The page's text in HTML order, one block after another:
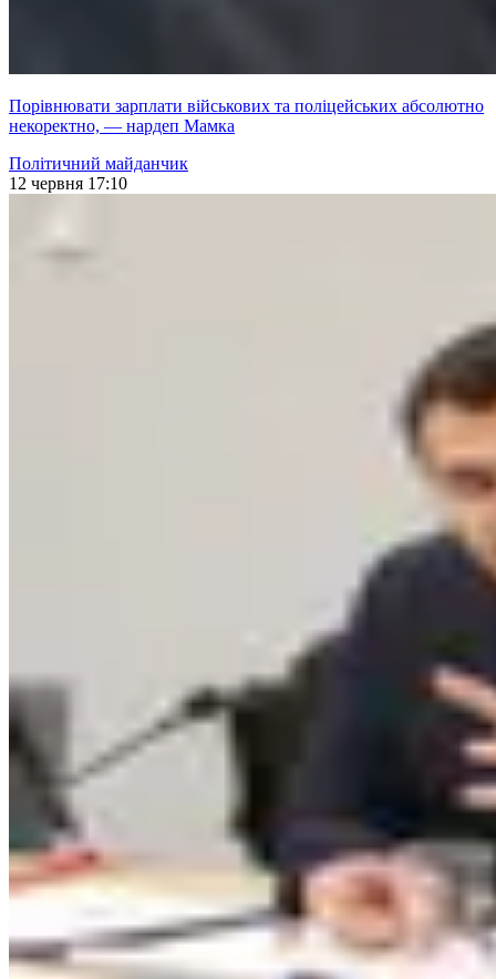
Порівнювати зарплати військових та поліцейських абсолютно
некоректно, — нардеп Мамка
Політичний майданчик
12 червня 17:10